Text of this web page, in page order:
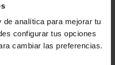
analítica para mejorar tu
configurar tus opciones
cambiar las preferencias.